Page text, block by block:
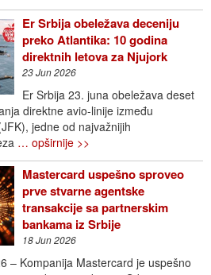
Er Srbija obeležava deceniju
preko Atlantika: 10 godina
direktnih letova za Njujork
23 Jun 2026
Er Srbija 23. juna obeležava deset
direktne avio-linije između
jedne od najvažnijih
… opširnije >>
Mastercard uspešno sproveo
prve stvarne agentske
transakcije sa partnerskim
bankama iz Srbije
18 Jun 2026
– Kompanija Mastercard je uspešno